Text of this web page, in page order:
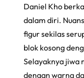
Daniel Kho
dalam diri.
figur sekilas
blok kosong
Selayaknya jiwa
dengan warna